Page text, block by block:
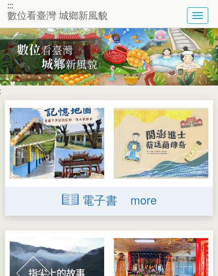
:::
數位看臺灣 城鄉新風貌
電子書 more